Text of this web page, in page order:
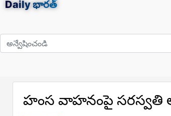
Dailyభారత్
హంస వాహనంపై